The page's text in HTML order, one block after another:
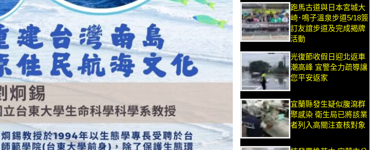
跑馬古道與日本宮城大
崎･鳴子溫泉步道5/18簽
訂友誼步道及完成揭牌
活動
光復節收假日迎北返車
潮高峰 宜警全力疏導讓
您平安返家
宜蘭縣發生疑似腹瀉群
聚感染 衛生局已將該業
者列入高關注查核對象